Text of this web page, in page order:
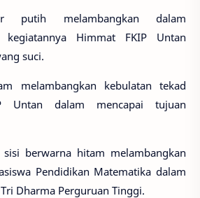
putih melambangkan dalam
kegiatannya Himmat FKIP Untan
suci.
melambangkan kebulatan tekad
Untan dalam mencapai tujuan
sisi berwarna hitam melambangkan
Pendidikan Matematika dalam
Dharma Perguruan Tinggi.